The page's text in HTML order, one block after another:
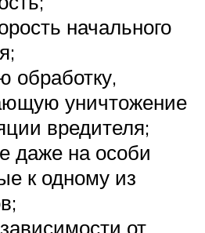
начального
обработку,
уничтожение
вредителя;
даже на особи
к одному из
от